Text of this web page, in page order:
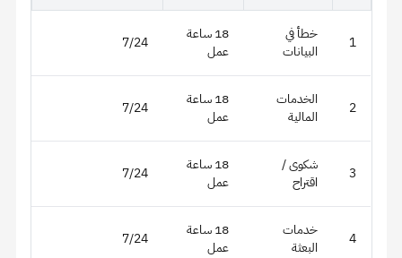
1
خطأ في
البيانات
18 ساعة
عمل
7/24
2
الخدمات
المالية
18 ساعة
عمل
7/24
3
شكوى /
اقتراح
18 ساعة
عمل
7/24
4
خدمات
البعثة
18 ساعة
عمل
7/24